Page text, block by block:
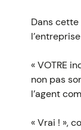
Dans
« VOTRE
non pas
l’agent
« Vrai ! »,